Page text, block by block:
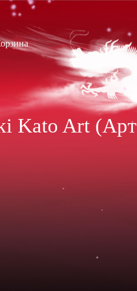
Kato Art (Арт